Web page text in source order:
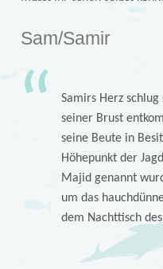
Sam/Samir
Samirs Herz
seiner Brust
seine Beute in
Höhepunkt der
Majid genannt
um das
dem Nachttisch